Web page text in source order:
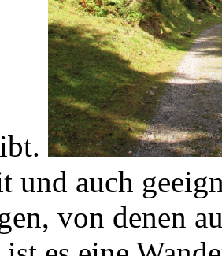
und auch
von denen